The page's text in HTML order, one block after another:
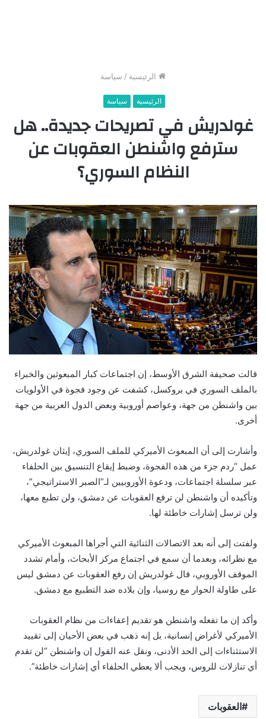
الرئيسية / سياسة
الرئيسية سياسة
غولدريش في تصريحات جديدة.. هل
سترفع واشنطن العقوبات عن
النظام السوري؟
قالت صحيفة الشرق الأوسط، إن اجتماعات كبار المبعوثين والخبراء
بالملف السوري في بروكسل، كشفت عن وجود فجوة في الأولويات
بين واشنطن من جهة، وعواصم أوروبية وبعض الدول العربية من جهة
أخرى.
وأشارت إلى أن المبعوث الأميركي للملف السوري، إيثان غولدريش،
عمل “ردم جزء من هذه الفجوة، وضبط إيقاع التنسيق بين الحلفاء
عبر سلسلة اجتماعات، ودعوة الأوروبيين لـ”الصبر الاستراتيجي”،
وتأكيده أن واشنطن لن ترفع العقوبات عن دمشق، ولن تطبع معها،
ولن ترسل إشارات خاطئة لها.
ولفتت إلى أنه بعد الاتصالات الثنائية التي أجراها المبعوث الأميركي
مع نظرائه، وبعدما أن سمع في اجتماع مركز الأبحاث، وأمام تشدد
الموقف الأوروبي، قال غولدريش إن رفع العقوبات عن دمشق ليس
على طاولة الحوار مع روسيا، وإن بلاده ضد التطبيع مع دمشق.
وأكد إن ما تفعله واشنطن هو تقديم إعفاءات من نظام العقوبات
الأميركي لأغراض إنسانية، بل إنه ذهب في بعض الأحيان إلى تقييد
الاستثناءات إلى الحد الأدنى، ونقل عنه القول إن واشنطن “لن تقدم
أي تنازلات للروس، ويجب ألا يعطي الحلفاء أي إشارات خاطئة”.
العقوبات